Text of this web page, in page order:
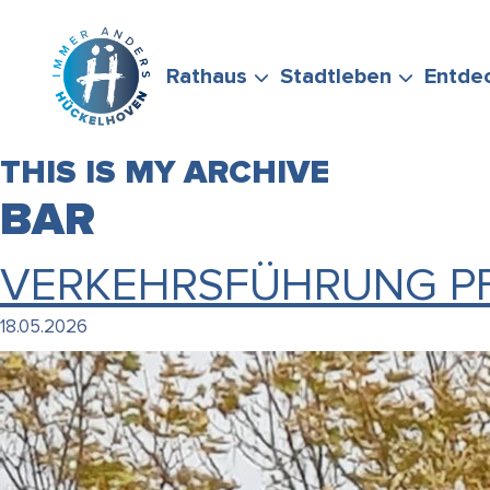
Rathaus
BÜRGERSERVICE
Stadtleben
FREIZEIT &
STADTPORTRÄT
STELLEN SIE GERNE
THIS IS MY ARCHIVE
BAR
VERKEHRSFÜHRUNG
18.05.2026